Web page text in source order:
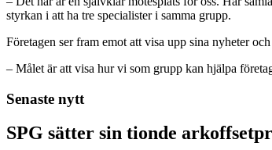
styrkan i att ha tre specialister i samma grupp.
Företagen ser fram emot att visa upp sina nyheter
– Målet är att visa hur vi som grupp kan hjälpa
Senaste nytt
SPG sätter sin tionde